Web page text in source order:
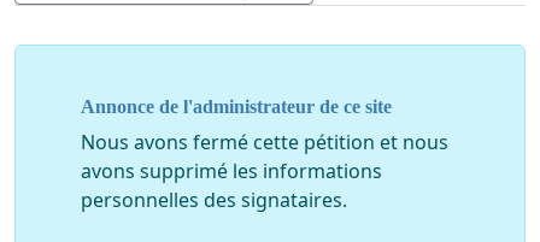
Annonce de l'administrateur de ce site
Nous avons fermé cette pétition et nous
avons supprimé les informations
personnelles des signataires.